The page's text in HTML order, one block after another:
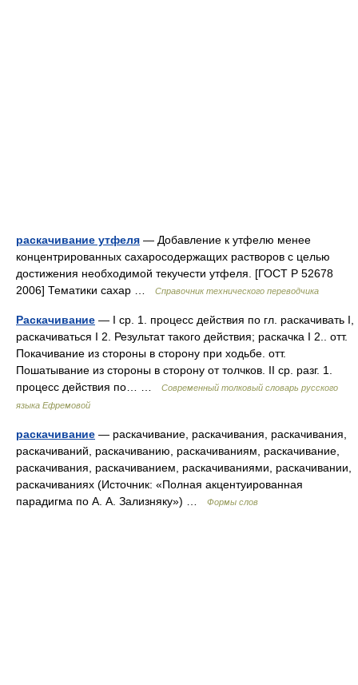
раскачивание утфеля — Добавление к утфелю менее
концентрированных сахаросодержащих растворов с целью
достижения необходимой текучести утфеля. [ГОСТ Р 52678
2006] Тематики сахар …
Справочник технического переводчика
Раскачивание — I ср. 1. процесс действия по гл. раскачивать I,
раскачиваться I 2. Результат такого действия; раскачка I 2.. отт.
Покачивание из стороны в сторону при ходьбе. отт.
Пошатывание из стороны в сторону от толчков. II ср. разг. 1.
процесс действия по… …
Современный толковый словарь русского
языка Ефремовой
раскачивание — раскачивание, раскачивания, раскачивания,
раскачиваний, раскачиванию, раскачиваниям, раскачивание,
раскачивания, раскачиванием, раскачиваниями, раскачивании,
раскачиваниях (Источник: «Полная акцентуированная
парадигма по А. А. Зализняку») …
Формы слов